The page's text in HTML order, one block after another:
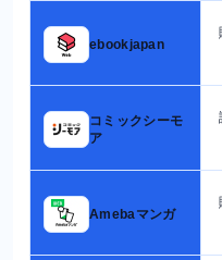
ebookjapan
コミックシーモ
ア
Amebaマンガ